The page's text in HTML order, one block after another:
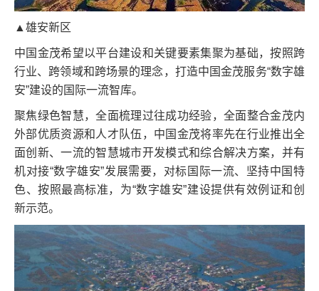
▲雄安新区
中国金茂希望以平台建设和关键要素集聚为基础，按照跨
行业、跨领域和跨场景的理念，打造中国金茂服务“数字雄
安”建设的国际一流智库。
聚焦绿色智慧，全面梳理过往成功经验，全面整合金茂内
外部优质资源和人才队伍，中国金茂将率先在行业推出全
面创新、一流的智慧城市开发模式和综合解决方案，并有
机对接“数字雄安”发展需要，对标国际一流、坚持中国特
色、按照最高标准，为“数字雄安”建设提供有效例证和创
新示范。